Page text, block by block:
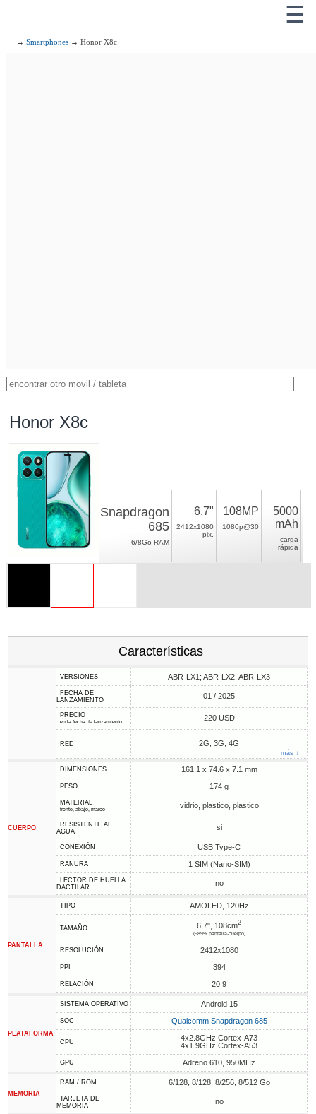
☰
→Smartphones → Honor X8c
Honor X8c
Snapdragon
685
6/8Go RAM
6.7"
2412x1080
pix.
108MP
1080p@30
5000
mAh
carga
rápida
Características
VERSIONES ABR-LX1; ABR-LX2; ABR-LX3
FECHA DE
LANZAMIENTO
01 / 2025
PRECIO
en la fecha de lanzamiento 220 USD
RED 2G, 3G, 4G
más ↓
CUERPO
DIMENSIONES 161.1 x 74.6 x 7.1 mm
PESO 174 g
MATERIAL
frente, abajo, marco vidrio, plastico, plastico
RESISTENTE AL
AGUA
si
CONEXIÓN USB Type-C
RANURA 1 SIM (Nano-SIM)
LECTOR DE HUELLA
DACTILAR
no
PANTALLA
TIPO AMOLED, 120Hz
TAMAÑO 6.7", 108cm2
(~89% pantalla-cuerpo)
RESOLUCIÓN 2412x1080
PPI 394
RELACIÓN 20:9
PLATAFORMA
SISTEMA OPERATIVO Android 15
SOC Qualcomm Snapdragon 685
CPU
4x2.8GHz Cortex-A73
4x1.9GHz Cortex-A53
GPU Adreno 610, 950MHz
MEMORIA
RAM / ROM 6/128, 8/128, 8/256, 8/512 Go
TARJETA DE
MEMORIA
no